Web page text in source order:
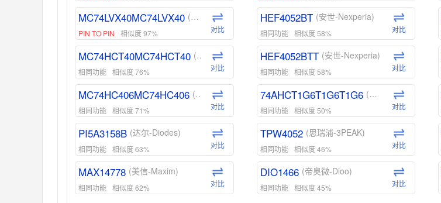
MC74LVX40MC74LVX40 (安森美-ON)
PIN TO PIN 相似度 97% 对比
MC74HCT40MC74HCT40 (安森美-ON)
相同功能 相似度 76% 对比
MC74HC406MC74HC406 (安森美-ON)
相同功能 相似度 71% 对比
PI5A3158B (达尔-Diodes)
相同功能 相似度 63% 对比
MAX14778 (美信-Maxim)
相同功能 相似度 62% 对比
HEF4052BT (安世-Nexperia)
相同功能 相似度 58% 对比
HEF4052BTT (安世-Nexperia)
相同功能 相似度 58% 对比
74AHCT1G6T1G6T1G6 (安世-Nexperia)
相同功能 相似度 50% 对比
TPW4052 (思瑞浦-3PEAK)
相同功能 相似度 46% 对比
DIO1466 (帝奥微-Dioo)
相同功能 相似度 45% 对比